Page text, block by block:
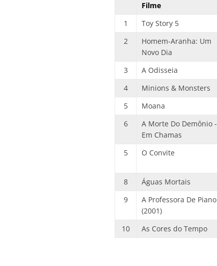
Filme
1
Toy Story 5
2
Homem-Aranha: Um
Novo Dia
3 A Odisseia
4
Minions & Monsters
5
Moana
6
A Morte Do Demônio -
Em Chamas
5
O Convite
8
Águas Mortais
9
A Professora De Piano
(2001)
10 As Cores do Tempo